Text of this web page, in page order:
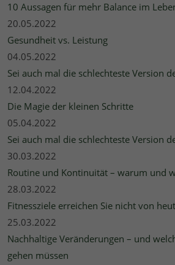
10 Aussagen für mehr Balance im
20.05.2022
Gesundheit vs. Leistung
04.05.2022
Sei auch mal die schlechteste Version
12.04.2022
Die Magie der kleinen Schritte
05.04.2022
Sei auch mal die schlechteste Version
30.03.2022
Routine und Kontinuität – warum und
28.03.2022
Fitnessziele erreichen Sie nicht von
25.03.2022
Nachhaltige Veränderungen – und
gehen müssen